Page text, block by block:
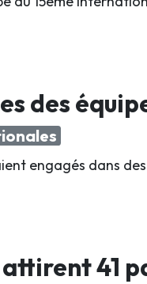
des
engagés dans
attirent 41